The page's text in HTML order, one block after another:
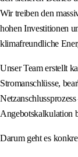
Wir treiben den
hohen Investitionen
klimafreundliche
Unser Team erstellt
Stromanschlüsse,
Angebotskalkulation
Darum geht es